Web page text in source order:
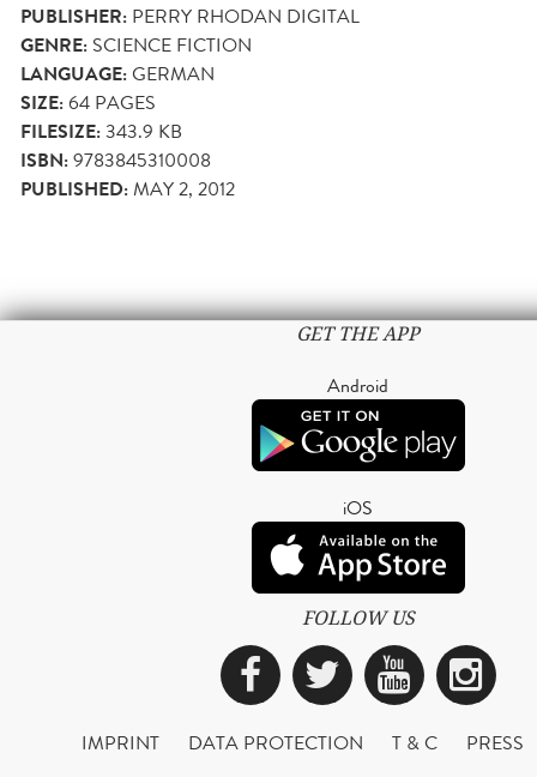
PUBLISHER: PERRY RHODAN DIGITAL
GENRE: SCIENCE FICTION
LANGUAGE:GERMAN
SIZE:64 PAGES
FILESIZE:343.9 KB
ISBN:9783845310008
PUBLISHED:MAY 2, 2012
GET THE APP
Android
iOS
FOLLOW US
Facebook
Twitter
IMPRINT DATA PROTECTION T & C
PRESS